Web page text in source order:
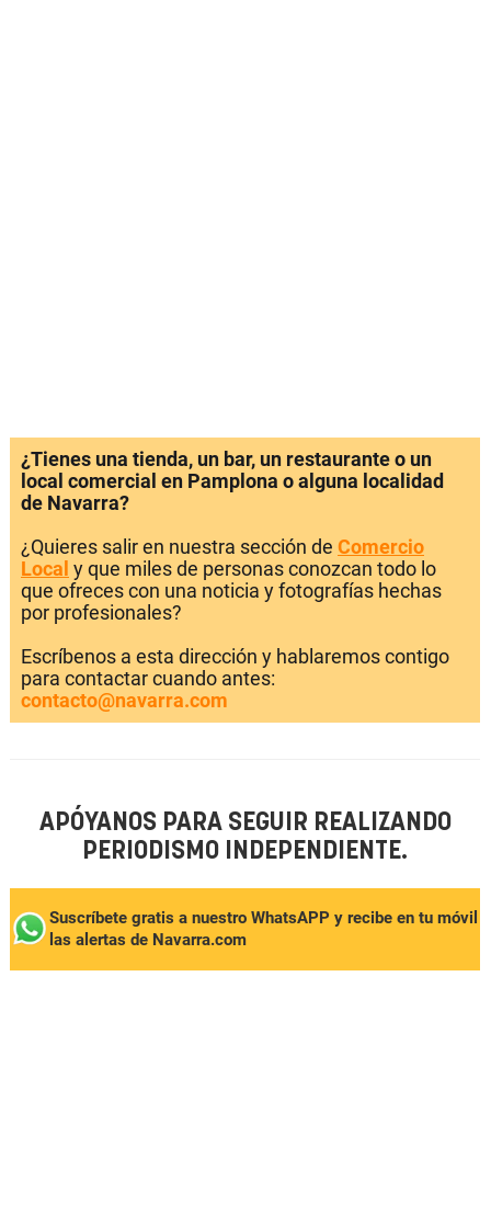
¿Tienes una tienda, un bar, un restaurante o un
local comercial en Pamplona o alguna localidad
de Navarra?
¿Quieres salir en nuestra sección de Comercio
Local y que miles de personas conozcan todo lo
que ofreces con una noticia y fotografías hechas
por profesionales?
Escríbenos a esta dirección y hablaremos contigo
para contactar cuando antes:
contacto@navarra.com
APÓYANOS PARA SEGUIR REALIZANDO
PERIODISMO INDEPENDIENTE.
Suscríbete gratis a nuestro WhatsAPP y recibe en tu móvil
las alertas de Navarra.com